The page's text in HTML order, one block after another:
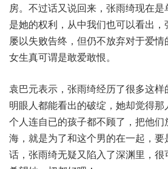
房。不过话又说回来，张雨绮现在
是她的权利，从中我们也可以看出
屡以失败告终，但仍不放弃对于爱
女生真可谓是敢爱敢恨。
袁巴元表示，张雨绮经历了很多这样
明眼人都能看出的破绽，她却觉得
个人连自已的孩子都不顾了，把他
海，就是为了和这个男的在一起，
话，张雨绮无疑又陷入了深渊里，